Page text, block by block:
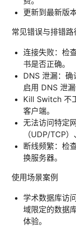
更新到最新版
常见错误与排错路
连接失败：检
书是否正确。
DNS 泄漏：确
启用 DNS 泄漏
Kill Switch 不
客户端。
无法访问特定
（UDP/TCP
断线频繁：检
换服务器。
使用场景案例
学术数据库访
域限定的数据
体验。